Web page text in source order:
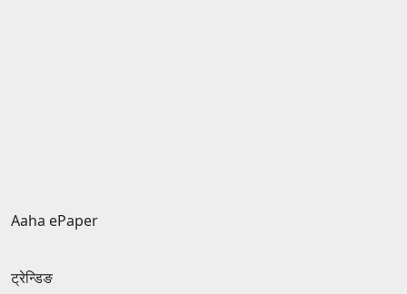
Aaha ePaper
ट्रेन्डिङ